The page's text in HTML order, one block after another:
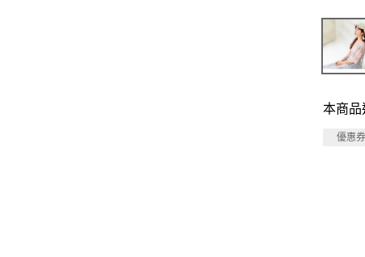
本商品
優惠券